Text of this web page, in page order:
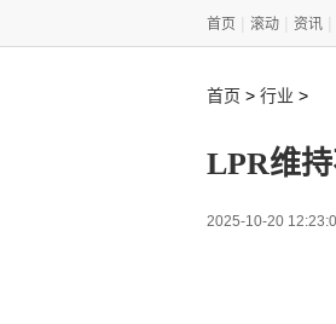
首页 滚动 资讯
首页 > 行业 >
LPR维
2025-10-20